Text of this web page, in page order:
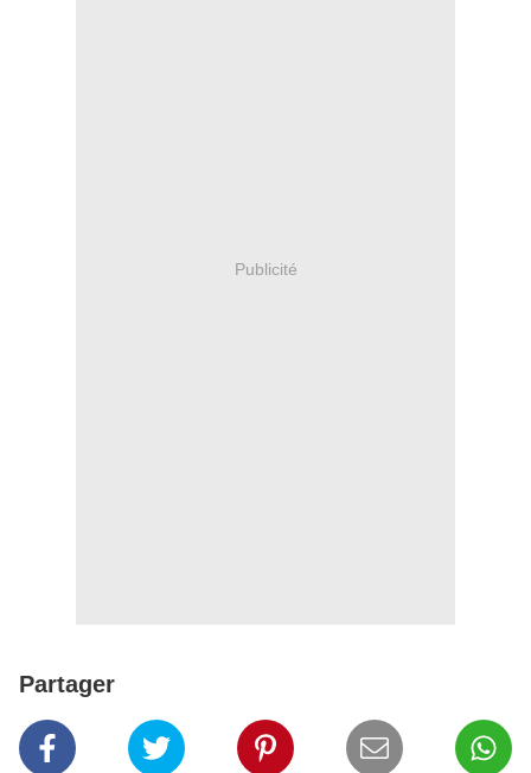
Publicité
Partager